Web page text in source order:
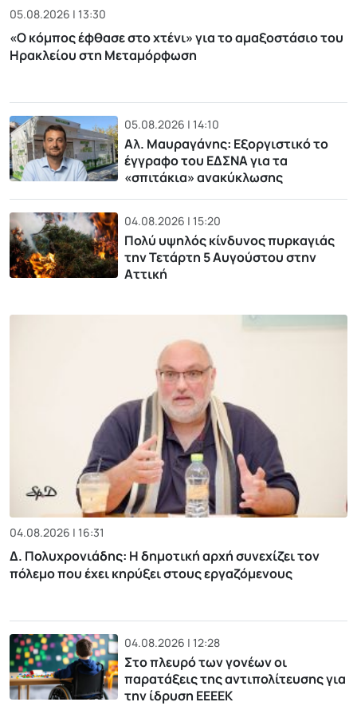
05.08.2026 | 13:30
«Ο κόμπος έφθασε στο χτένι» για το αμαξοστάσιο του
Ηρακλείου στη Μεταμόρφωση
05.08.2026 | 14:10
Αλ. Μαυραγάνης: Εξοργιστικό το
έγγραφο του ΕΔΣΝΑ για τα
«σπιτάκια» ανακύκλωσης
04.08.2026 | 15:20
Πολύ υψηλός κίνδυνος πυρκαγιάς
την Τετάρτη 5 Αυγούστου στην
Αττική
04.08.2026 | 16:31
Δ. Πολυχρονιάδης: Η δημοτική αρχή συνεχίζει τον
πόλεμο που έχει κηρύξει στους εργαζόμενους
04.08.2026 | 12:28
Στο πλευρό των γονέων οι
παρατάξεις της αντιπολίτευσης για
την ίδρυση ΕΕΕΕΚ